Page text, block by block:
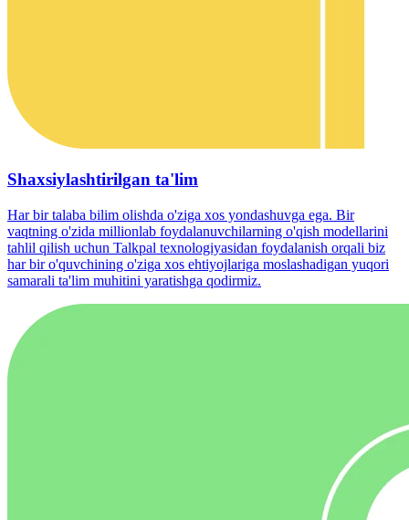
Shaxsiylashtirilgan ta'lim
Har bir talaba bilim olishda o'ziga xos yondashuvga ega. Bir
vaqtning o'zida millionlab foydalanuvchilarning o'qish modellarini
tahlil qilish uchun Talkpal texnologiyasidan foydalanish orqali biz
har bir o'quvchining o'ziga xos ehtiyojlariga moslashadigan yuqori
samarali ta'lim muhitini yaratishga qodirmiz.